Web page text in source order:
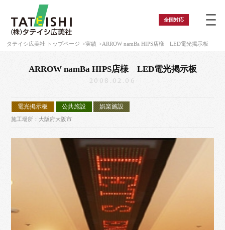
全国対応
タテイシ広美社 トップページ 実績 ARROW namBa HIPS店様 LED電光掲示板
ARROW namBa HIPS店様 LED電光掲示板
2008.02.06
電光掲示板 公共施設 娯楽施設
施工場所：大阪府大阪市